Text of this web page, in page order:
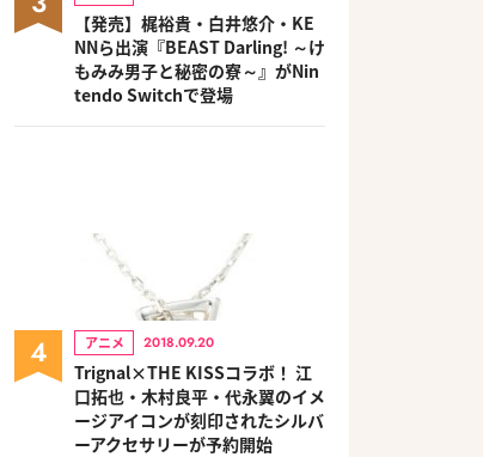
【発売】梶裕貴・白井悠介・KE
NNら出演『BEAST Darling! ～け
もみみ男子と秘密の寮～』がNin
tendo Switchで登場
4 アニメ 2018.09.20
Trignal×THE KISSコラボ！ 江
口拓也・木村良平・代永翼のイメ
ージアイコンが刻印されたシルバ
ーアクセサリーが予約開始